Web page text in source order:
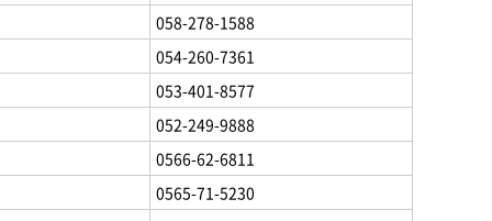
058-278-1588
054-260-7361
053-401-8577
052-249-9888
0566-62-6811
0565-71-5230